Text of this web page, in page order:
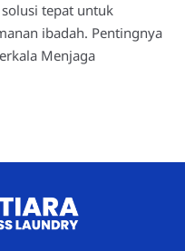
tepat untuk
ibadah. Pentingnya
Menjaga